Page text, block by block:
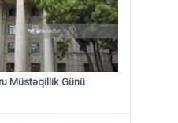
Müstəqillik Günü